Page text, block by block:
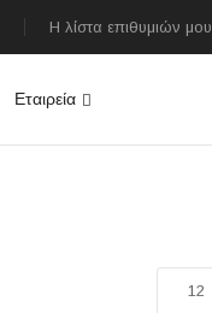
Η λίστα επιθυμιών μου
Εταιρεία